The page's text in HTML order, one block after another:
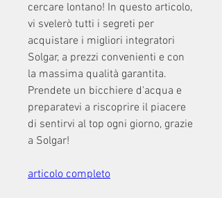
cercare lontano! In questo articolo,
vi svelerò tutti i segreti per
acquistare i migliori integratori
Solgar, a prezzi convenienti e con
la massima qualità garantita.
Prendete un bicchiere d'acqua e
preparatevi a riscoprire il piacere
di sentirvi al top ogni giorno, grazie
a Solgar!
articolo completo